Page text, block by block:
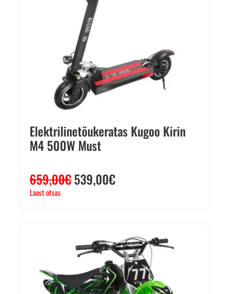
Elektrilinetõukeratas Kugoo Kirin
M4 500W Must
659,00€539,00€
Laost otsas